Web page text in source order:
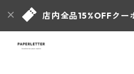
店内全品15%OFFクー